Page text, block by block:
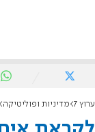
ערוץ 7 מדיניות ופוליטיקה